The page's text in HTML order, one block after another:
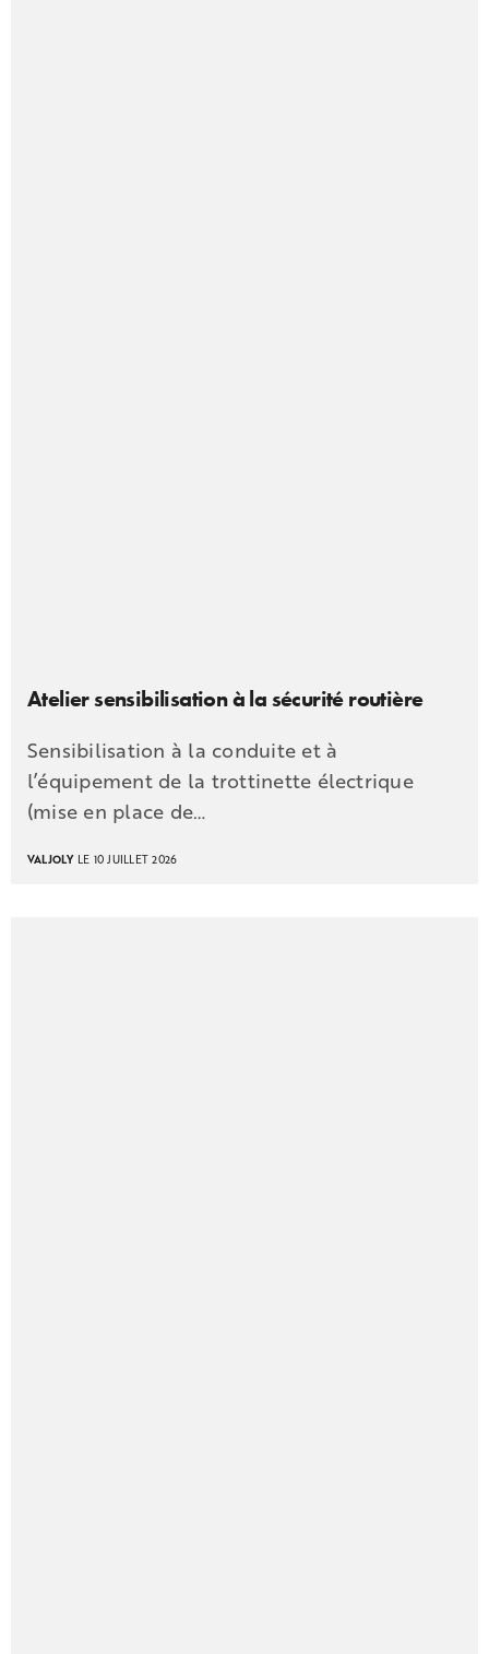
Atelier sensibilisation à la sécurité routière
Sensibilisation à la conduite et à
l’équipement de la trottinette électrique
(mise en place de…
VALJOLYLE 10 JUILLET 2026